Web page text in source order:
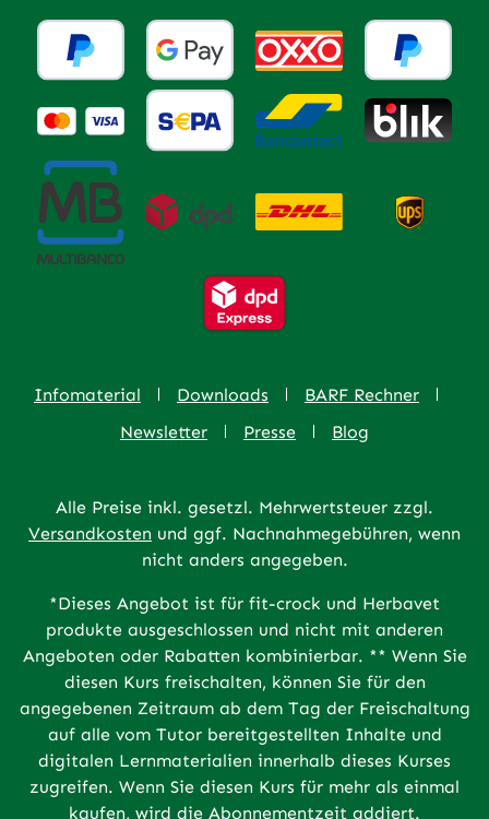
Infomaterial Downloads
BARF Rechner
Newsletter
Presse Blog
Alle Preise inkl. gesetzl. Mehrwertsteuer zzgl.
Versandkosten und ggf. Nachnahmegebühren, wenn
nicht anders angegeben.
*Dieses Angebot ist für fit-crock und Herbavet
produkte ausgeschlossen und nicht mit anderen
Angeboten oder Rabatten kombinierbar. ** Wenn Sie
diesen Kurs freischalten, können Sie für den
angegebenen Zeitraum ab dem Tag der Freischaltung
auf alle vom Tutor bereitgestellten Inhalte und
digitalen Lernmaterialien innerhalb dieses Kurses
zugreifen. Wenn Sie diesen Kurs für mehr als einmal
kaufen, wird die Abonnementzeit addiert.